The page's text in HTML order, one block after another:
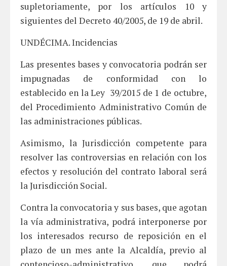
supletoriamente, por los artículos 10 y
siguientes del Decreto 40/2005, de 19 de abril.
UNDÉCIMA. Incidencias
Las presentes bases y convocatoria podrán ser
impugnadas de conformidad con lo
establecido en la Ley 39/2015 de 1 de octubre,
del Procedimiento Administrativo Común de
las administraciones públicas.
Asimismo, la Jurisdicción competente para
resolver las controversias en relación con los
efectos y resolución del contrato laboral será
la Jurisdicción Social.
Contra la convocatoria y sus bases, que agotan
la vía administrativa, podrá interponerse por
los interesados recurso de reposición en el
plazo de un mes ante la Alcaldía, previo al